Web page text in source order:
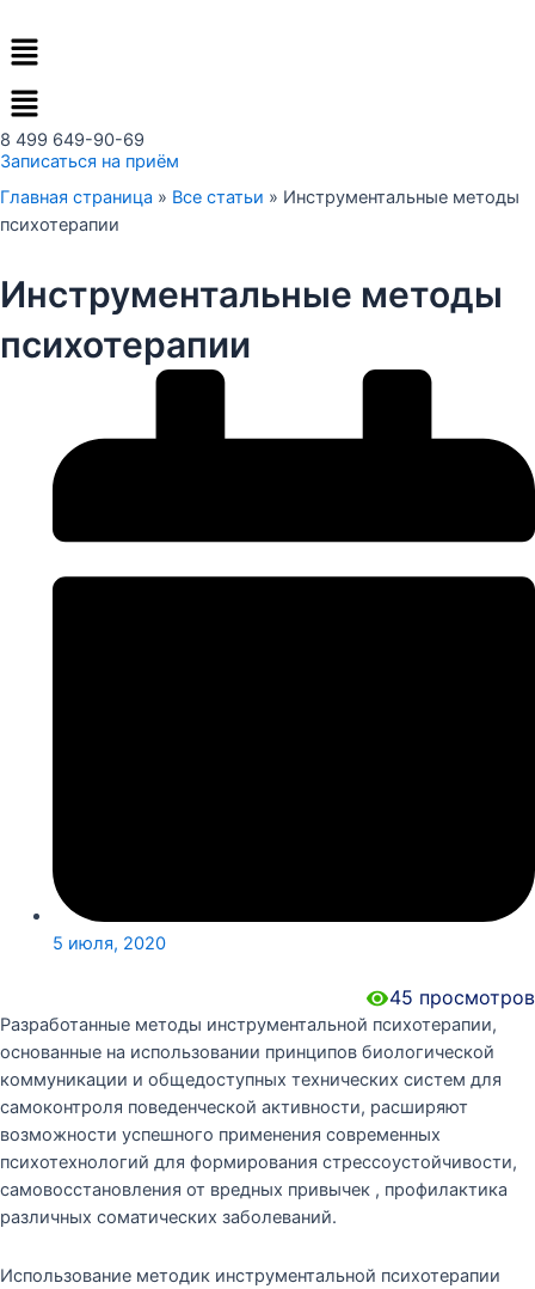
содержимому
Меню
8 499 649-90-69
Записаться на приём
Главная страница » Все статьи » Инструментальные методы
психотерапии
Инструментальные методы
психотерапии
5 июля, 2020
45 просмотров
Разработанные методы инструментальной психотерапии,
основанные на использовании принципов биологической
коммуникации и общедоступных технических систем для
самоконтроля поведенческой активности, расширяют
возможности успешного применения современных
психотехнологий для формирования стрессоустойчивости,
самовосстановления от вредных привычек , профилактика
различных соматических заболеваний.
Использование методик инструментальной психотерапии